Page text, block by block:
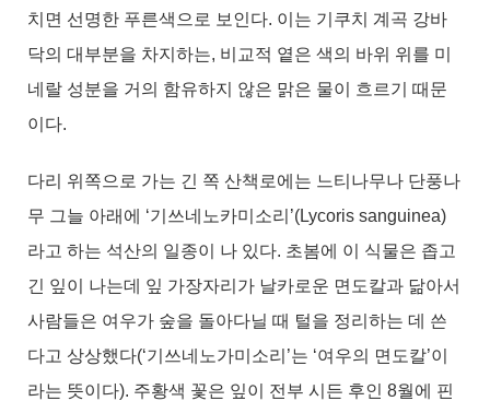
치면 선명한 푸른색으로 보인다. 이는 기쿠치 계곡 강바
닥의 대부분을 차지하는, 비교적 옅은 색의 바위 위를 미
네랄 성분을 거의 함유하지 않은 맑은 물이 흐르기 때문
이다.
다리 위쪽으로 가는 긴 쪽 산책로에는 느티나무나 단풍나
무 그늘 아래에 ‘기쓰네노카미소리’(Lycoris sanguinea)
라고 하는 석산의 일종이 나 있다. 초봄에 이 식물은 좁고
긴 잎이 나는데 잎 가장자리가 날카로운 면도칼과 닮아서
사람들은 여우가 숲을 돌아다닐 때 털을 정리하는 데 쓴
다고 상상했다(‘기쓰네노가미소리’는 ‘여우의 면도칼’이
라는 뜻이다). 주황색 꽃은 잎이 전부 시든 후인 8월에 핀